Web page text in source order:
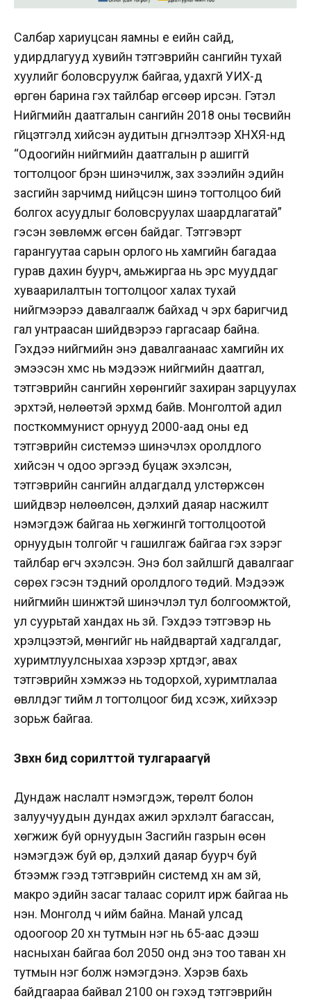
Салбар хариуцсан яамны үе үеийн сайд,
удирдлагууд хувийн тэтгэврийн сангийн тухай
хуулийг боловсруулж байгаа, удахгүй УИХ-д
өргөн барина гэх тайлбар өгсөөр ирсэн. Гэтэл
Нийгмийн даатгалын сангийн 2018 оны төсвийн
гүйцэтгэлд хийсэн аудитын дүгнэлтээр ХНХЯ-нд
“Одоогийн нийгмийн даатгалын үр ашиггүй
тогтолцоог бүрэн шинэчилж, зах зээлийн эдийн
засгийн зарчимд нийцсэн шинэ тогтолцоо бий
болгох асуудлыг боловсруулах шаардлагатай”
гэсэн зөвлөмж өгсөн байдаг. Тэтгэвэрт
гарангуутаа сарын орлого нь хамгийн багадаа
гурав дахин буурч, амьжиргаа нь эрс мууддаг
хуваарилалтын тогтолцоог халах тухай
нийгмээрээ давалгаалж байхад ч эрх баригчид
гал унтраасан шийдвэрээ гаргасаар байна.
Гэхдээ нийгмийн энэ давалгаанаас хамгийн их
эмээсэн хүмүүс нь мэдээж нийгмийн даатгал,
тэтгэврийн сангийн хөрөнгийг захиран зарцуулах
эрхтэй, нөлөөтэй эрхмүүд байв. Монголтой адил
посткоммунист орнууд 2000-аад оны үед
тэтгэврийн системээ шинэчлэх оролдлого
хийсэн ч одоо эргээд буцаж эхэлсэн,
тэтгэврийн сангийн алдагдалд улстөржсөн
шийдвэр нөлөөлсөн, дэлхий даяар насжилт
нэмэгдэж байгаа нь хөгжингүй тогтолцоотой
орнуудын толгойг ч гашилгаж байгаа гэх зэрэг
тайлбар өгч эхэлсэн. Энэ бол зайлшгүй давалгааг
сөрөх гэсэн тэдний оролдлого төдий. Мэдээж
нийгмийн шинжтэй шинэчлэл тул болгоомжтой,
ул суурьтай хандах нь зүй. Гэхдээ тэтгэвэр нь
хүрэлцээтэй, мөнгийг нь найдвартай хадгалдаг,
хуримтлуулсныхаа хэрээр хүртдэг, авах
тэтгэврийн хэмжээ нь тодорхой, хуримтлалаа
өвлүүлдэг тийм л тогтолцоог бид хүсэж, хийхээр
зорьж байгаа.
Зөвхөн бид сорилттой тулгараагүй
Дундаж наслалт нэмэгдэж, төрөлт болон
залуучуудын дундах ажил эрхлэлт багассан,
хөгжиж буй орнуудын Засгийн газрын өсөн
нэмэгдэж буй өр, дэлхий даяар буурч буй
бүтээмж гээд тэтгэврийн системд хүн ам зүй,
макро эдийн засаг талаас сорилт ирж байгаа нь
үнэн. Монголд ч ийм байна. Манай улсад
одоогоор 20 хүн тутмын нэг нь 65-аас дээш
насныхан байгаа бол 2050 онд энэ тоо таван хүн
тутмын нэг болж нэмэгдэнэ. Хэрэв бахь
байдгаараа байвал 2100 он гэхэд тэтгэврийн